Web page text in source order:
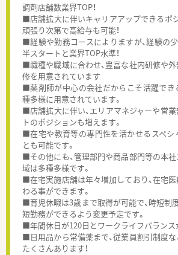
調剤店舗数業界TOP！
■店舗拡大に伴いキャリアアップできるポ
頑張り次第で高給与も可能！
■経験や勤務コースによりますが、経験の
半スタートと業界TOP水準！
■職種や職域に合わせ、豊富な社内研修や
修を用意されています
■薬剤師が中心の会社だからこそ活躍でき
種多様に用意されています。
■店舗拡大に伴い、エリアマネジャーや営
トのポジションも増えます。
■在宅や教育等の専門性を活かせるスペシ
とも可能です。
■その他にも、管理部門や商品部門等の本
域は多種多様です。
■在宅実施店舗は年々増加しており、在宅
わる事ができます。
■育児休暇は3歳まで取得が可能で、時短制
短勤務ができるよう変更予定です。
■年間休日が120日とワークライフバランス
■日用品から常備薬まで、従業員割引制度
たくさんあります！